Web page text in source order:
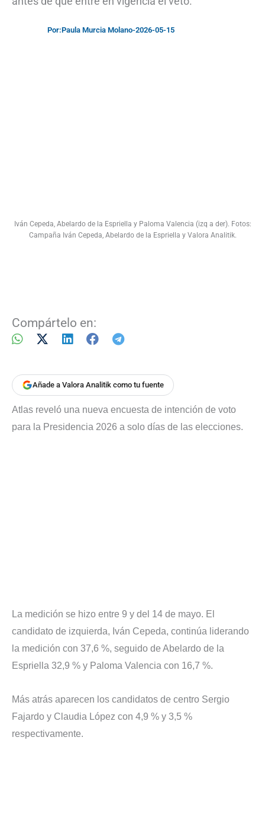
Por:Paula Murcia Molano-2026-05-15
Iván Cepeda, Abelardo de la Espriella y Paloma Valencia (izq a der). Fotos:
Campaña Iván Cepeda, Abelardo de la Espriella y Valora Analitik.
Compártelo en:
Añade a Valora Analitik como tu fuente
Atlas reveló una nueva encuesta de intención de voto
para la Presidencia 2026 a solo días de las elecciones.
La medición se hizo entre 9 y del 14 de mayo. El
candidato de izquierda, Iván Cepeda, continúa liderando
la medición con 37,6 %, seguido de Abelardo de la
Espriella 32,9 % y Paloma Valencia con 16,7 %.
Más atrás aparecen los candidatos de centro Sergio
Fajardo y Claudia López con 4,9 % y 3,5 %
respectivamente.